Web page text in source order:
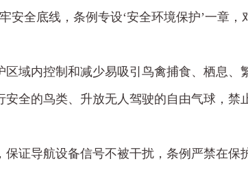
全底线，条例专设‘安全环境保护’一章
域内控制和减少易吸引鸟禽捕食、栖息、
全的鸟类、升放无人驾驶的自由气球，禁
证导航设备信号不被干扰，条例严禁在保